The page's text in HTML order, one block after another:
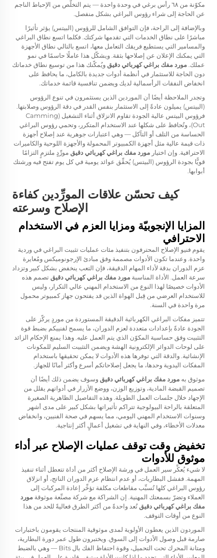
مكوّنة من ٦٨ رأس برغي في وحدة واحدة — يتم التخلّص من الإحباط الناجم
عن الحاجة إلى شراء رؤوس البراغي بشكل منفصل.
وبالإضافة إلى الراحة، فإن التوافق الشامل للرؤوس (البيتس) يؤثر تأثيرًا
مباشرًا على نطاق الخدمات التي تقدمها شركتك. فكلما اتسع نطاق البراغي
والمسامير التي يستطيع فريقك التعامل معها، اتسع بالتالي نطاق الأجهزة
التي يمكنك الإعلان عن إصلاحها بثقة. ويشكّل هذا عاملًا حاسمًا في نمو
عملك. مورد مفك براغي كهربائي دقيق ويُمكّنك هذا من توسيع نطاق خدماتك
دون الحاجة للاستثمار في أنظمة أدوات جديدة بالكامل، ما يحافظ على
انخفاض النفقات الرأسمالية لديك ويضمن تنافسية قائمة خدماتك.
وتجدر الملاحظة أيضًا أن الموردين الذين يستثمرون في تنوع الرؤوس
(البيتس) يميلون عادةً إلى الاستثمار بنفس القدر في دقة الرؤوس وصلابتها.
فرؤوس البيتس عالية الجودة تقاوم الانزلاق أثناء التشغيل (Camming
Out)، وتُحافظ على شكلها عند الاستخدام المتكرر، وتحمي رؤوس البراغي
الحساسة من التلف أو التآكل — وهي اعتبارات جوهرية عند إصلاح أجهزة
ذات قيمة عالية مثل أجهزة الكمبيوتر المحمولة والأجهزة اللوحية والكاميرات
الاحترافية. وإن اختيار مورد مفك براغي كهربائي دقيق مورِّدٍ ملتزمٍ التزامًا
قويًّا بجودة الرؤوس (البيتس) يُحقِّق عوائد يومية في كل يوم تفتح فيه ورشتك
أبوابها.
كيف تحسّن علاقات المورِّدين كفاءة
الإصلاح وسرعته
المزايا الإنجوبيّة ومزايا العزم في الاستخدام
الاحترافي
يقوم فنيو الإصلاح المحترفون بتنفيذ مئات عمليات تثبيت البراغي في وردية
واحدة. وعندما تكون الأدوات مصممة وفق مبادئ الإرجونوميكس ومُعايرة
عزم الدوران بدقة لأداء المهام الدقيقة، فإن التعب ينخفض بشكل كبير وتزداد
سرعة العمل. الأداة المناسبة مورد مفك براغي كهربائي دقيق تصمم هذه
الأدوات خصيصًا لهذا النوع من الاستخدام المهني عالي التكرار، وليس
للاستخدام العرضي من قِبل الهواة الذين قد يفتحون جهاز كمبيوتر محمول
مرة واحدة في السنة.
تتميز مفكات البراغي الكهربائية الدقيقة المستوردة من موردٍ يركّز على
الجودة عادةً بإعدادات متعددة لعزم الدوران، ما يسمح لفنييكم بضبط قوة
التثبيت وفق حساسية المكوّن الذي يتم العمل عليه. وهذا يمنع الإحكام الزائد
على لوحات الدوائر الإلكترونية الهشة ويضمن التثبيت السليم للمكونات
الإنشائية. والدقة التي توفرها هذه الأدوات لا يمكن تحقيقها باستخدام
المفكات اليدوية وحدها، ما يجعل إصلاحاتكم أسرع وأكثر أمانًا للجهاز.
موثوق به مورد مفك براغي كهربائي دقيق وسوف يضمن ذلك أيضًا أن
تصميم القبضة المادية، وتوزيع الوزن، ووضع الأزرار في أدواتهم يقلل من
الإجهاد خلال جلسات العمل الطويلة. وهذه التفاصيل الظاهرية الصغيرة
المتعلقة بالراحة البيولوجية تتراكم تأثيراتها بشكل كبير على مدى أشهر
وسنوات الاستخدام المهني اليومي، مما يسهم في صحة الفنيين، وانخفاض
معدلات الأخطاء، وفي النهاية في تشغيل أعمالٍ أكثر إنتاجية.
تخفيض وقت توقف عمليات الإصلاح عبر أداء
موثوق للأدوات
لا شيء يُعكِّر سير العمل في ورشة الإصلاح أكثر من أداة تتعطل أثناء تنفيذ
المهمة. ففشل البطاريات، أو عدم انتظام عزم الدوران الناتج، أو انزلاق
رؤوس البراغي كلها تُسبِّب مقاطعات مكلفة تؤخِّر إعادة المركبات إلى
العملاء وتضرّ بسمعتك المهنية. إن الشراكة مع شركة مصنِّعة موثوقة مورد
مفك براغي كهربائي دقيق تُعد واحدةً من أكثر الطرق فعاليةً للحد من هذا
النوع من أوقات التوقف.
الموردون الذين يعطون الأولوية لمدى موثوقية المنتجات يقومون باختبارات
صارمة قبل وصول الأدوات إلى السوق. ويختبرون طول عمر دورة البطارية،
ومتانة المحرك تحت التحميل، وقوة احتفاظ الفك بال Bits — وهي بالضبط